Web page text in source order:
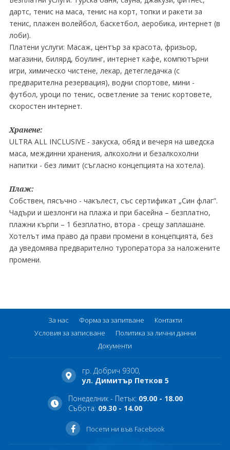
дартс, тенис на маса, тенис на корт, топки и ракети за
тенис, плажен волейбол, баскетбол, аеробика, интернет (в
лоби).
Платени услуги: Масаж, център за красота, фризьор,
магазини, билярд, боулинг, интернет кафе, компютърни
игри, химическо чистене, лекар, детегледачка (с
предварителна резервация), водни спортове, мини -
футбол, уроци по тенис, осветление за тенис кортовете,
скоростен интернет.
Хранене:
ULTRA ALL INCLUSIVE - закуска, обяд и вечеря на шведска
маса, междинни хранения, алкохолни и безалкохолни
напитки - без лимит (съгласно концепцията на хотела).
Плаж:
Собствен, пясъчно - чакълест, със сертификат „Син флаг”.
Чадъри и шезлонги на плажа и при басейна – безплатно,
плажни кърпи – 1 безплатно, втора - срещу заплашане.
Хотелът има право да прави промени в концепцията, без
да уведомява предварително туроператора за наложените
промени.
За нас Форма за запитване
Контакти
Условия за записване
Политика за лични данни
Документи
гр. Добрич 9300,
ул. Димитър Петков 5
Понеделник - Петък: 09.00 - 18.00
Събота: 09.30 - 14.00
Посети ни във Facebook